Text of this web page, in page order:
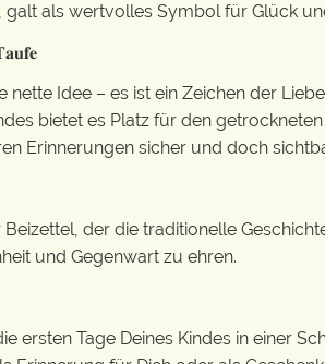
als wertvolles Symbol für Glück
nette Idee – es ist ein Zeichen der
bietet es Platz für den
Erinnerungen sicher und doch
der die traditionelle
und Gegenwart zu ehren.
ersten Tage Deines Kindes in einer